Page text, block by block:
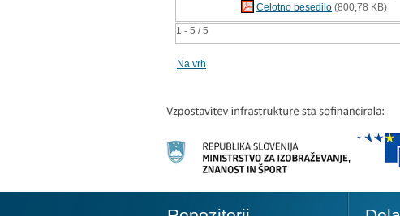
1 - 5 / 5
Celotno besedilo (800,78 KB)
Na vrh